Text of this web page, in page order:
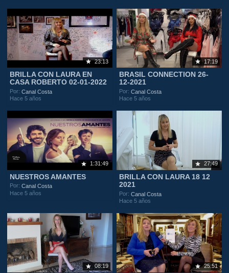
23:13
BRILLA CON LAURA EN
CASA ROBERTO 02-01-2022
Por:Canal Costa
Hace 5 años
17:19
BRASIL CONNECTION 26-
12-2021
Por:Canal Costa
Hace 5 años
1:31:49
NUESTROS AMANTES
Por:Canal Costa
Hace 5 años
27:49
BRILLA CON LAURA 18 12
2021
Por:Canal Costa
Hace 5 años
08:19 25:51